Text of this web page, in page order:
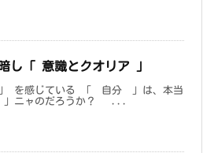
し「 意識とクオリア 」
を感じている 「 自分 」は、本当
ニャのだろうか？ ...